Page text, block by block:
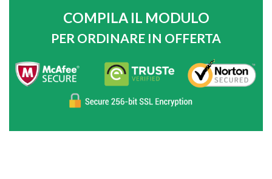
COMPILA IL MODULO
PER ORDINARE IN OFFERTA